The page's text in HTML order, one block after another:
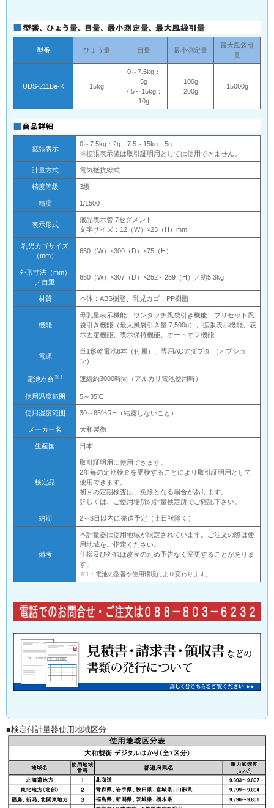
型番 ひょう量 目量 最小測定量
最大風袋引
量
UDS-211Be-K 15kg
0～7.5kg：
5g
7.5～15kg：
10g
100g
200g
15000g
拡張表示
0～7.5kg：2g、7.5～15kg：5g
※拡張表示値は取引証明用としては使用できません。
計量方式 電気抵抗線式
精度等級 3級
精度 1/1500
表示形式
液晶表示管:7セグメント
文字サイズ：12（W）×23（H）mm
乳児カゴサイズ
（mm）
650（W）×300（D）×75（H）
外形寸法（mm）
／自重
650（W）×307（D）×252～259（H）／約5.3kg
材質 本体：ABS樹脂、乳児カゴ：PP樹脂
機能
母乳量表示機能、ワンタッチ風袋引き機能、プリセット風
袋引き機能（最大風袋引き量 7,500g）、拡張表示機能、表
示固定機能、表示保持機能、オートオフ機能
電源
単1形乾電池6本（付属）、専用ACアダプタ （オプショ
ン）
電池寿命※1 連続約3000時間（アルカリ電池使用時）
使用温度範囲 5～35℃
使用湿度範囲 30～85%RH（結露しないこと）
メーカー名 大和製衡
生産国 日本
検定品
取引証明用に使用できます。
2年毎の定期検査を受検することにより取引証明用として
使用できます。
初回の定期検査は、免除となる場合があります。
詳しくは、ご使用場所の計量検定所でご確認下さい。
納期 2～3日以内に発送予定（土日祝除く）
備考
本計量器は使用地域が限定されています。ご注文の際は使
用地域をご指定ください。
仕様及び外観は改良のため予告なく変更することがありま
す。
※1：電池の型番や使用環境により変わります。
■検定付計量器使用地域区分